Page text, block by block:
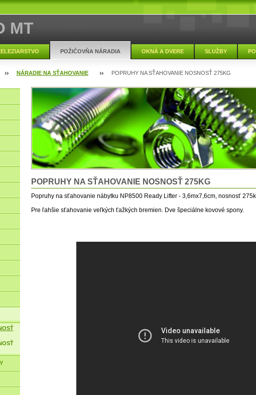
MT
POŽIČOVŇA NÁRADIA OKNÁ A DVERE SLUŽBY
NÁRADIE NA SŤAHOVANIE POPRUHY NA SŤAHOVANIE NOSNOSŤ 275KG
POPRUHY NA SŤAHOVANIE NOSNOSŤ 275KG
Popruhy na sťahovanie nábytku NP8500 Ready Lifter - 3,6mx7,6cm, nosnosť
Pre ľahšie sťahovanie veľkých ťažkých bremien. Dve špeciálne kovové spony.